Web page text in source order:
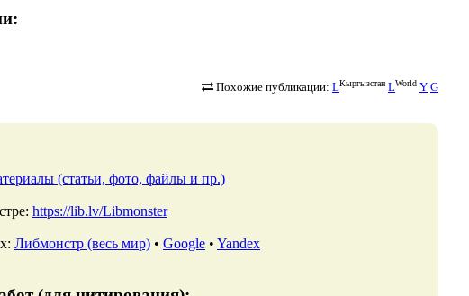
Похожие публикации: LКыргызстан LWorld Y G
(статьи, фото, файлы и пр.)
https://lib.lv/Libmonster
Либмонстр (весь мир) • Google • Yandex